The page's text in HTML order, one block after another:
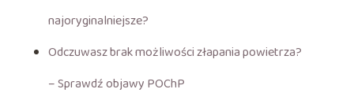
najoryginalniejsze?
Odczuwasz brak możliwości złapania powietrza?
– Sprawdź objawy POChP